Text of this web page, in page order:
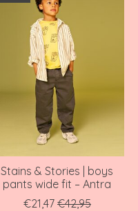
Stains & Stories | boys
pants wide fit – Antra
€21,47 €42,95